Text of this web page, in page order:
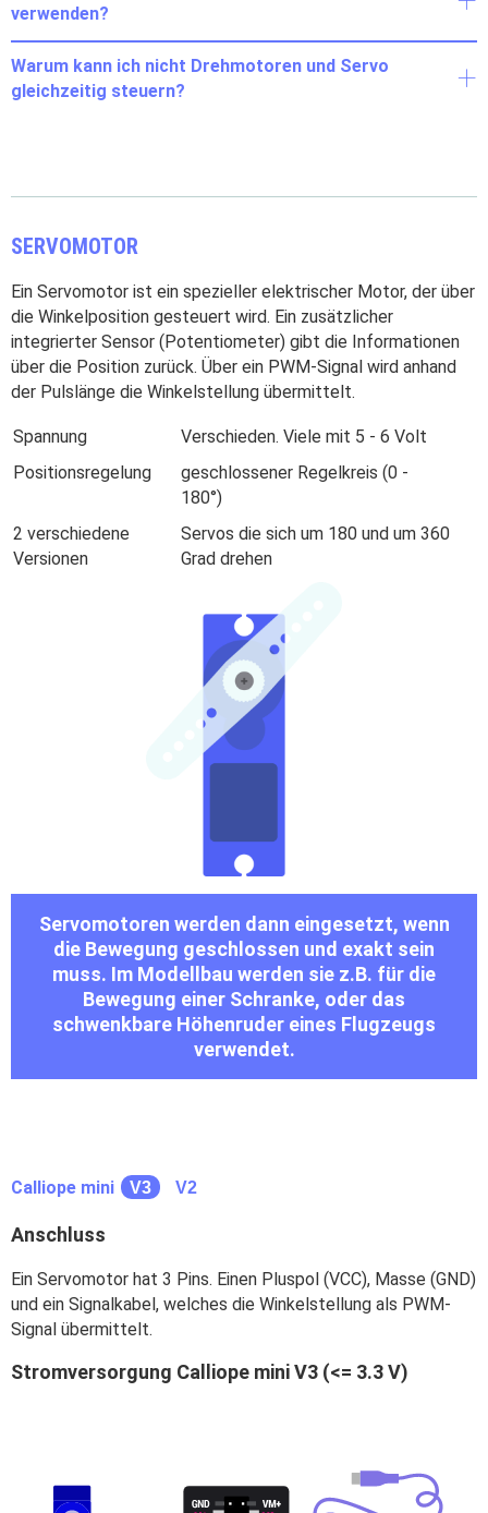
verwenden?
Warum kann ich nicht Drehmotoren und Servo
gleichzeitig steuern?
SERVOMOTOR
Ein Servomotor ist ein spezieller elektrischer Motor, der über
die Winkelposition gesteuert wird. Ein zusätzlicher
integrierter Sensor (Potentiometer) gibt die Informationen
über die Position zurück. Über ein PWM-Signal wird anhand
der Pulslänge die Winkelstellung übermittelt.
Spannung
Verschieden. Viele mit 5 - 6 Volt
Positionsregelung
geschlossener Regelkreis (0 -
180°)
2 verschiedene
Versionen
Servos die sich um 180 und um 360
Grad drehen
Servomotoren werden dann eingesetzt, wenn
die Bewegung geschlossen und exakt sein
muss. Im Modellbau werden sie z.B. für die
Bewegung einer Schranke, oder das
schwenkbare Höhenruder eines Flugzeugs
verwendet.
Calliope mini V3 V2
Anschluss
Ein Servomotor hat 3 Pins. Einen Pluspol (VCC), Masse (GND)
und ein Signalkabel, welches die Winkelstellung als PWM-
Signal übermittelt.
Stromversorgung Calliope mini V3 (<= 3.3 V)